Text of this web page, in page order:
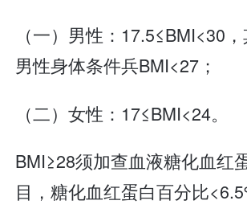
（一）男性：17.5≤BMI<30
男性身体条件兵BMI<27；
（二）女性：17≤BMI<24。
BMI≥28须加查血液糖化血红
目，糖化血红蛋白百分比